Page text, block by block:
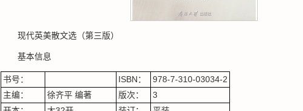
现代英美散文选（第三版）
基本信息
书号： ISBN：
978-7-310-03034-2
主编：
徐齐平 编著 版次：
3